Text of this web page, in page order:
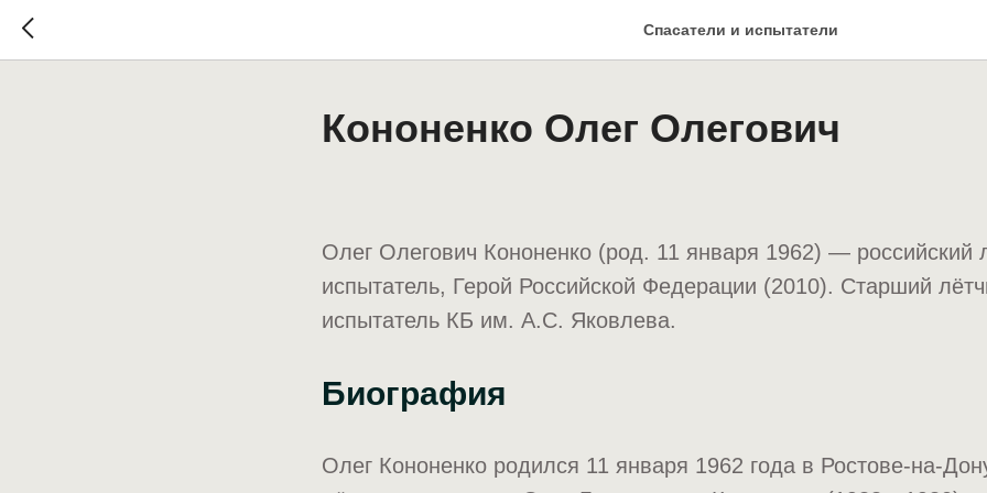
Спасатели и испытатели
Кононенко Олег Олегович
Олег Олегович Кононенко (род. 11 января 1962) — российский
испытатель, Герой Российской Федерации (2010). Старший
испытатель КБ им. А.С. Яковлева.
Биография
Олег Кононенко родился 11 января 1962 года в Ростове-на-